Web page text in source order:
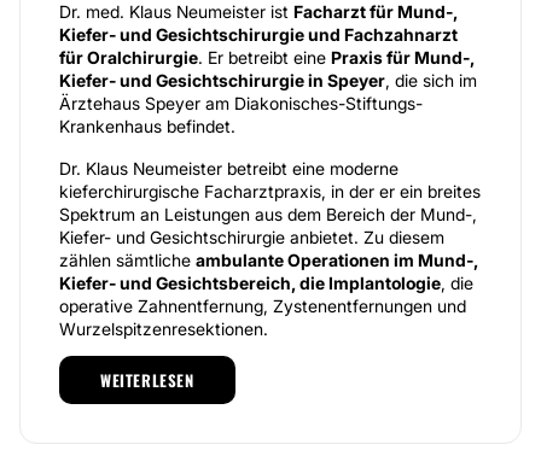
Dr. med. Klaus Neumeister ist Facharzt für Mund-,
Kiefer- und Gesichtschirurgie und Fachzahnarzt
für Oralchirurgie. Er betreibt eine Praxis für Mund-,
Kiefer- und Gesichtschirurgie in Speyer, die sich im
Ärztehaus Speyer am Diakonisches-Stiftungs-
Krankenhaus befindet.
Dr. Klaus Neumeister betreibt eine moderne
kieferchirurgische Facharztpraxis, in der er ein breites
Spektrum an Leistungen aus dem Bereich der Mund-,
Kiefer- und Gesichtschirurgie anbietet. Zu diesem
zählen sämtliche ambulante Operationen im Mund-,
Kiefer- und Gesichtsbereich, die Implantologie, die
operative Zahnentfernung, Zystenentfernungen und
Wurzelspitzenresektionen.
Des Weiteren behandelt der Mediziner in seiner Praxis
Erkrankungen der Parodontal- und
WEITERLESEN